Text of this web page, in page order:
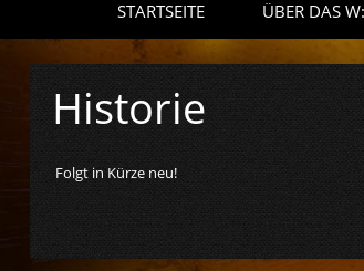
STARTSEITE ÜBER DAS
Historie
Folgt in Kürze neu!